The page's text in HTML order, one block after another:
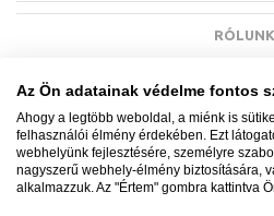
RÓLUNK
EGYÉB
VÁSÁRLÓI
Az Ön adatainak védelme fontos
Ahogy a legtöbb weboldal, a miénk is
felhasználói élmény érdekében. Ezt
webhelyünk fejlesztésére, személyre
nagyszerű webhely-élmény biztosítására,
alkalmazzuk. Az "Értem" gombra kattintva